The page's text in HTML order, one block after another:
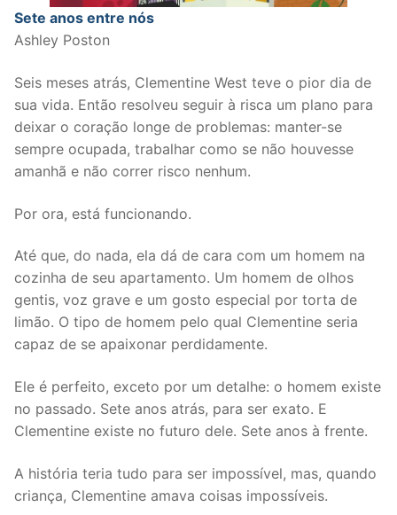
Sete anos entre nós
Ashley Poston
Seis meses atrás, Clementine West teve o pior dia de
sua vida. Então resolveu seguir à risca um plano para
deixar o coração longe de problemas: manter-se
sempre ocupada, trabalhar como se não houvesse
amanhã e não correr risco nenhum.
Por ora, está funcionando.
Até que, do nada, ela dá de cara com um homem na
cozinha de seu apartamento. Um homem de olhos
gentis, voz grave e um gosto especial por torta de
limão. O tipo de homem pelo qual Clementine seria
capaz de se apaixonar perdidamente.
Ele é perfeito, exceto por um detalhe: o homem existe
no passado. Sete anos atrás, para ser exato. E
Clementine existe no futuro dele. Sete anos à frente.
A história teria tudo para ser impossível, mas, quando
criança, Clementine amava coisas impossíveis.